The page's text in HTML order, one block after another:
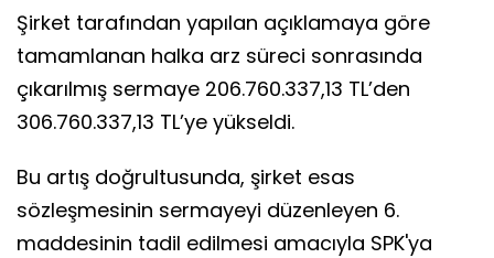
Şirket tarafından yapılan açıklamaya göre
tamamlanan halka arz süreci sonrasında
çıkarılmış sermaye 206.760.337,13 TL’den
306.760.337,13 TL’ye yükseldi.
Bu artış doğrultusunda, şirket esas
sözleşmesinin sermayeyi düzenleyen 6.
maddesinin tadil edilmesi amacıyla SPK'ya